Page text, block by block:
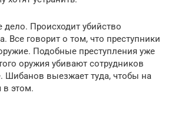
Происходит убийство
Все говорит о том, что преступники
Подобные преступления уже
оружия убивают сотрудников
Шибанов выезжает туда, чтобы на
в этом.